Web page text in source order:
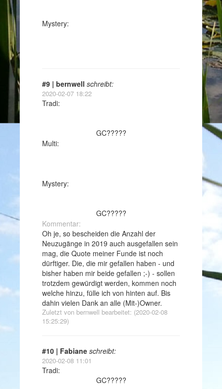
Mystery:
#9 | bernwell schreibt:
2020-02-07 18:22
Tradi:
GC?????
Multi:
Mystery:
GC?????
Kommentar:
Oh je, so bescheiden die Anzahl der
Neuzugänge in 2019 auch ausgefallen sein
mag, die Quote meiner Funde ist noch
dürftiger. Die, die mir gefallen haben - und
bisher haben mir beide gefallen ;-) - sollen
trotzdem gewürdigt werden, kommen noch
welche hinzu, fülle ich von hinten auf. Bis
dahin vielen Dank an alle (Mit-)Owner.
Zuletzt von bernwell bearbeitet: (2020-02-08
15:25:29)
#10 | Fabiane schreibt:
2020-02-08 11:01
Tradi:
GC?????